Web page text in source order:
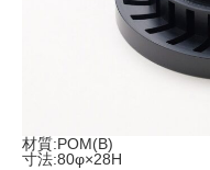
材質:POM(B)
寸法:80φ×28H